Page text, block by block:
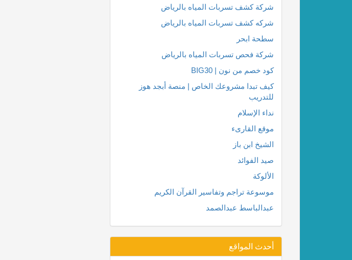
شركة كشف تسربات المياه بالرياض
شركه كشف تسربات المياه بالرياض
سطحة ابحر
شركة فحص تسربات المياه بالرياض
كود خصم من نون | BIG30
كيف تبدا مشروعك الخاص | منصة أبجد هوز
للتدريب
نداء الإسلام
موقع القارىء
الشيخ ابن باز
صيد الفوائد
الألوكة
موسوعة تراجم وتفاسير القرآن الكريم
عبدالباسط عبدالصمد
أحدث المواقع